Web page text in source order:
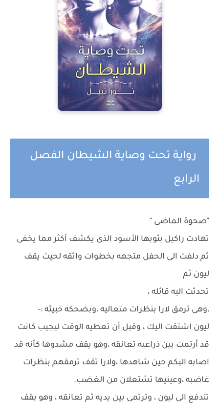
رواية تحت وصاية الشيطان الفصل
الرابع
"صحوة الماضى "
تهادت راكيل بثوبها الأسود الذى يكشف أكثر مما يخفى
ثم دلفت الى الحفل متجهه بخطوات واثقه لحيث يقف
ليون ثم
تحدثت اليه قائله ،
،وهى ترمق لارا بنظرات متعاليه ،وبضحكه خبيثه :-
ليون اشتقت اليك ، وقبل أن تعطيه الوقت ليجيب كانت
قد أرتمت بين ذراعيه تعانقه ،وهو يقف مشدوها كأنه قد
اصابه البكم حين شاهدها ،ولارا تقف ترمقهم بنظرات
غاضبه ،وعينيها تشتعلان من الغضب.
تندفع الى ليون ، وترتمى بين يديه ثم تعانقه ، وهو يقف